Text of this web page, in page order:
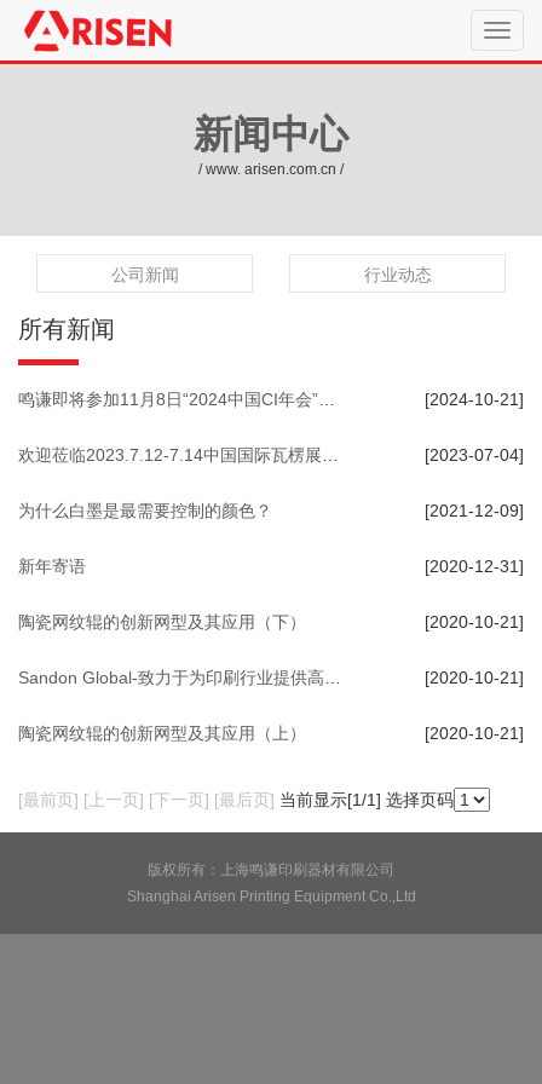
新闻中心
/ www. arisen.com.cn /
公司新闻 行业动态
所有新闻
[2024-10-21]
[2023-07-04]
为什么白墨是最需要控制的颜色？ [2021-12-09]
新年寄语 [2020-12-31]
陶瓷网纹辊的创新网型及其应用（下） [2020-10-21]
[2020-10-21]
陶瓷网纹辊的创新网型及其应用（上） [2020-10-21]
[最前页] [上一页] [下一页] [最后页] 当前显示[1/1] 选择页码
版权所有：上海鸣谦印刷器材有限公司
Shanghai Arisen Printing Equipment Co.,Ltd